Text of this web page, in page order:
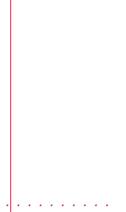
・・・・・・・・・